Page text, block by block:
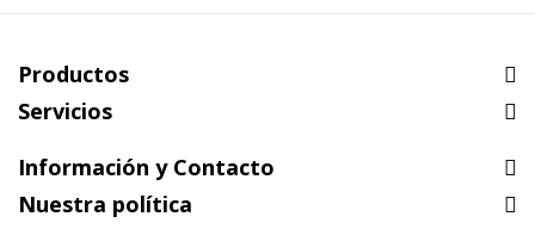
Productos
Servicios
Información y Contacto
Nuestra política